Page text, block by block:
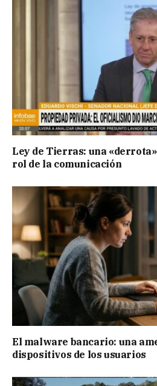
Ley de Tierras: una
rol de la comunicación
El malware bancario: una
dispositivos de los usuarios